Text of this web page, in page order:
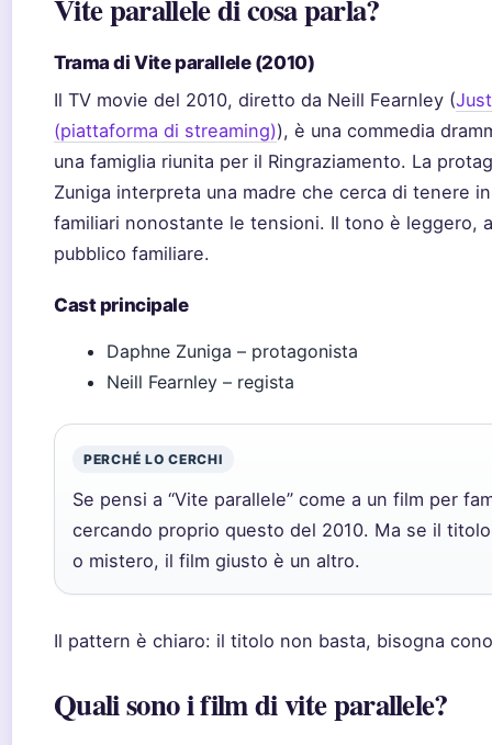
Vite parallele di cosa parla?
Trama di Vite parallele (2010)
Il TV movie del 2010, diretto da Neill Fearnley (
(piattaforma di streaming)), è una commedia
una famiglia riunita per il Ringraziamento. La
Zuniga interpreta una madre che cerca di tenere
familiari nonostante le tensioni. Il tono è leggero,
pubblico familiare.
Cast principale
Daphne Zuniga – protagonista
Neill Fearnley – regista
PERCHÉ LO CERCHI
Se pensi a “Vite parallele” come a un film per
cercando proprio questo del 2010. Ma se il
o mistero, il film giusto è un altro.
Il pattern è chiaro: il titolo non basta, bisogna
Quali sono i film di vite parallele?